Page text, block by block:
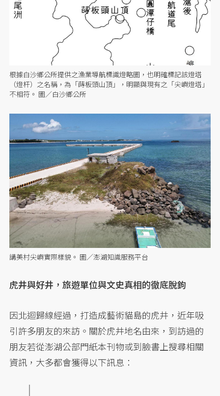
根據白沙鄉公所提供之漁業導航標識燈略圖，也明確標記該燈塔
（燈杆）之名稱，為「蒔板頭山頂」，明顯與現有之「尖嶼燈塔」
不相符。 圖／白沙鄉公所
講美村尖嶼實際樣貌。 圖／澎湖知識服務平台
虎井與好井，旅遊單位與文史真相的徹底脫鉤
因北迴歸線經過，打造成藝術貓島的虎井，近年吸
引許多朋友的來訪。關於虎井地名由來，到訪過的
朋友若從澎湖公部門紙本刊物或到臉書上搜尋相關
資訊，大多都會獲得以下訊息：